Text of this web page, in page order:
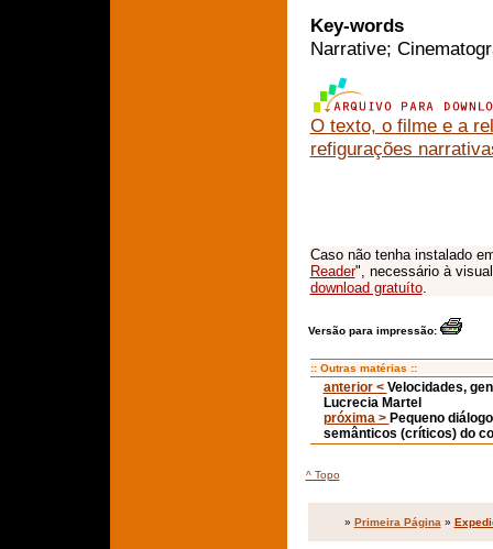
Key-words
Narrative;
O texto, o filme e a
refigurações
Caso não tenha instalado
Reader", necessário à
download gratuíto.
Versão para impressão:
:: Outras matérias ::
anterior < Velocidades,
Lucrecia Martel
próxima > Pequeno
semânticos (críticos) do
^ Topo
» Primeira Página »